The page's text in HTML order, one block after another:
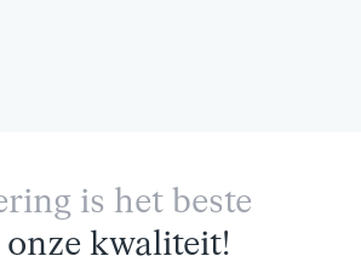
is het beste
onze kwaliteit!